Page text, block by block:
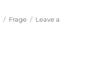
Tags
Frage
Leave a